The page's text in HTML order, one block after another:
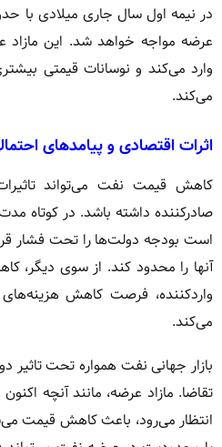
عرضه مواجه خواهد شد. این
وارد می‌کند و نوسانات قیمتی
می‌کند.
اثرات اقتصادی و پیامدهای
کاهش قیمت نفت می‌تواند
صادرکننده داشته باشد. در کوتاه
است بودجه دولت‌ها را تحت فشار
آنها را محدود کند. از سوی
واردکننده، فرصت کاهش هزینه‌های
می‌کند.
بازار جهانی نفت همواره تحت تاثیر
تقاضا. مازاد عرضه، مانند آنچه
انتظار می‌رود، باعث کاهش قیمت